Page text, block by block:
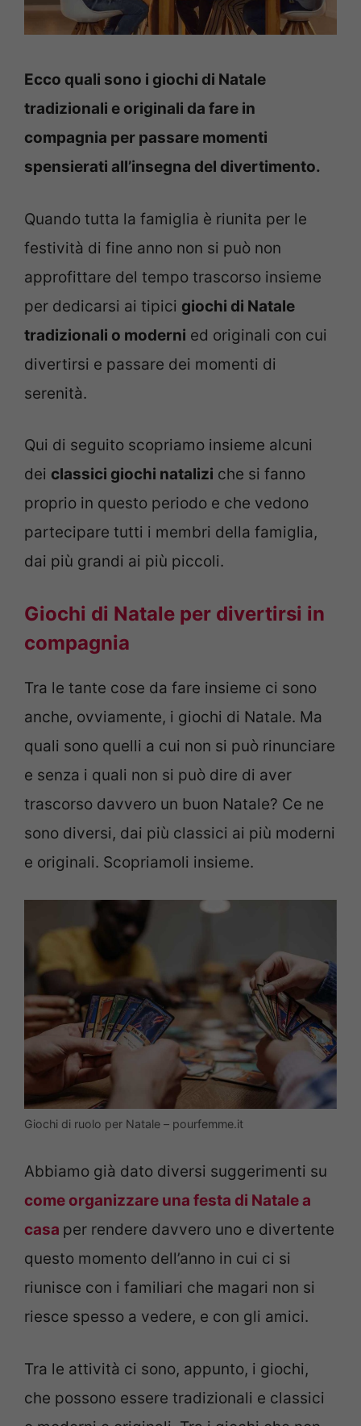
Ecco quali sono i giochi di Natale
tradizionali e originali da fare in
compagnia per passare momenti
spensierati all’insegna del divertimento.
Quando tutta la famiglia è riunita per le
festività di fine anno non si può non
approfittare del tempo trascorso insieme
per dedicarsi ai tipici giochi di Natale
tradizionali o moderni ed originali con cui
divertirsi e passare dei momenti di
serenità.
Qui di seguito scopriamo insieme alcuni
dei classici giochi natalizi che si fanno
proprio in questo periodo e che vedono
partecipare tutti i membri della famiglia,
dai più grandi ai più piccoli.
Giochi di Natale per divertirsi in
compagnia
Tra le tante cose da fare insieme ci sono
anche, ovviamente, i giochi di Natale. Ma
quali sono quelli a cui non si può rinunciare
e senza i quali non si può dire di aver
trascorso davvero un buon Natale? Ce ne
sono diversi, dai più classici ai più moderni
e originali. Scopriamoli insieme.
Giochi di ruolo per Natale – pourfemme.it
Abbiamo già dato diversi suggerimenti su
come organizzare una festa di Natale a
casa per rendere davvero uno e divertente
questo momento dell’anno in cui ci si
riunisce con i familiari che magari non si
riesce spesso a vedere, e con gli amici.
Tra le attività ci sono, appunto, i giochi,
che possono essere tradizionali e classici